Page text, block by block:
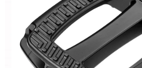
VÝPRODEJ
! Akce ! Obchodní podmínky